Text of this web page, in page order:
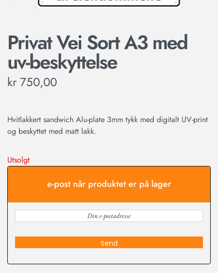
Privat Vei Sort A3 med
uv-beskyttelse
kr 750,00
Hvitlakkert sandwich Alu-plate 3mm tykk med digitalt UV-print
og beskyttet med matt lakk.
Utsolgt
e-post når produktet er på lager
Send